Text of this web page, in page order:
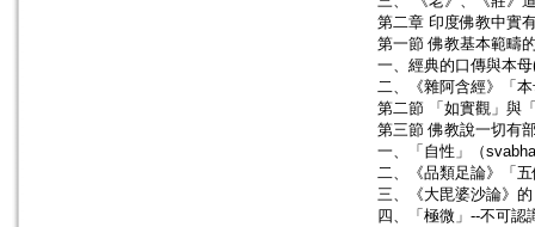
第二章 印度佛教中實
第一節 佛教基本範疇
一、經典的口傳與本
二、《雜阿含經》「
第二節 「如實觀」與
第三節 佛教說一切有
一、「自性」（
二、《品類足論》「
三、《大毘婆沙論》
四、「極微」--不可認